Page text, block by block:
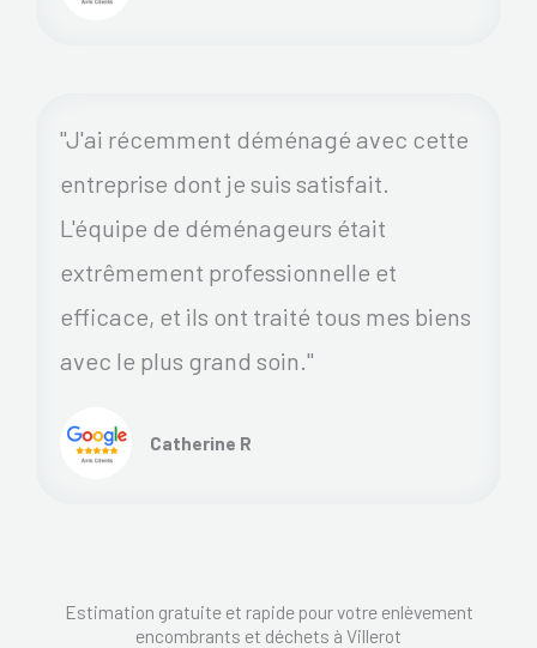
"J'ai récemment déménagé avec cette
entreprise dont je suis satisfait.
L'équipe de déménageurs était
extrêmement professionnelle et
efficace, et ils ont traité tous mes biens
avec le plus grand soin."
Catherine R
Estimation gratuite et rapide pour votre enlèvement
encombrants et déchets à Villerot